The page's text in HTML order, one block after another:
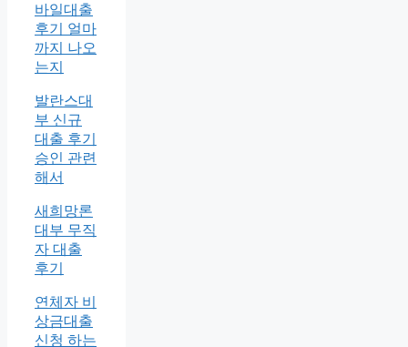
바일대출
후기 얼마
까지 나오
는지
발란스대
부 신규
대출 후기
승인 관련
해서
새희망론
대부 무직
자 대출
후기
연체자 비
상금대출
신청 하는